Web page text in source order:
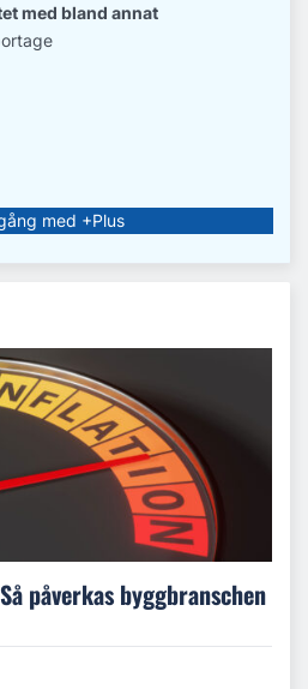
med bland annat
med +Plus
påverkas byggbranschen